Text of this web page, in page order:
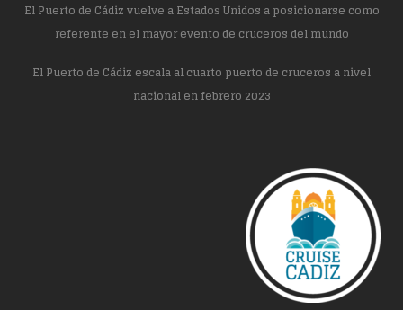
El Puerto de Cádiz vuelve a Estados Unidos a posicionarse como
referente en el mayor evento de cruceros del mundo
El Puerto de Cádiz escala al cuarto puerto de cruceros a nivel
nacional en febrero 2023